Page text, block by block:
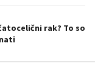
rak? To so